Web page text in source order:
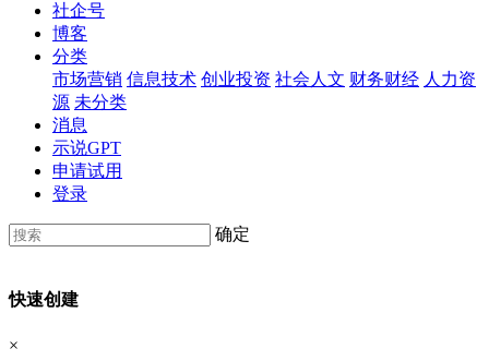
社企号
博客
分类
市场营销 信息技术 创业投资 社会人文 财务财经 人力资
源 未分类
消息
示说GPT
申请试用
登录
确定
快速创建
×